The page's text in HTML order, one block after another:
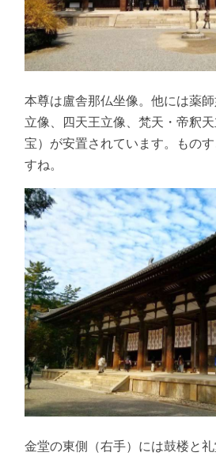
本尊は盧舎那仏坐像。他には薬
立像、四天王立像、梵天・帝釈
宝）が安置されています。もの
すね。
金堂の東側（右手）には鼓楼と礼